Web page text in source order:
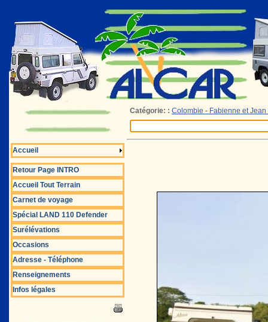
Accueil
Retour Page INTRO
Accueil Tout Terrain
Carnet de voyage
Spécial LAND 110 Defender
Surélévations
Occasions
Adresse - Téléphone
Renseignements
Infos légales
Catégorie: : Colombie - Fabienne et